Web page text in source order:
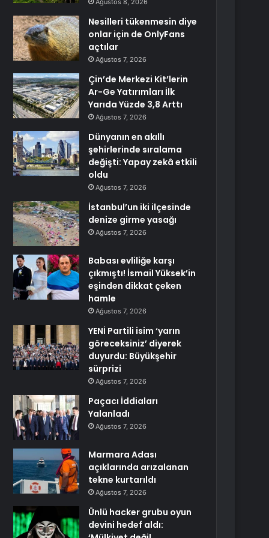
Ağustos 8, 2026
Nesilleri tükenmesin diye
onlar için de OnlyFans
açtılar
Ağustos 7, 2026
Çin’de Merkezi Kit’lerin
Ar-Ge Yatırımları İlk
Yarıda Yüzde 3,8 Arttı
Ağustos 7, 2026
Dünyanın en akıllı
şehirlerinde sıralama
değişti: Yapay zekâ etkili
oldu
Ağustos 7, 2026
İstanbul’un iki ilçesinde
denize girme yasağı
Ağustos 7, 2026
Babası evliliğe karşı
çıkmıştı! İsmail Yüksek’in
eşinden dikkat çeken
hamle
Ağustos 7, 2026
YENİ Partili isim ‘yarın
göreceksiniz’ diyerek
duyurdu: Büyükşehir
sürprizi
Ağustos 7, 2026
Paçacı İddiaları
Yalanladı
Ağustos 7, 2026
Marmara Adası
açıklarında arızalanan
tekne kurtarıldı
Ağustos 7, 2026
Ünlü hacker grubu oyun
devini hedef aldı: